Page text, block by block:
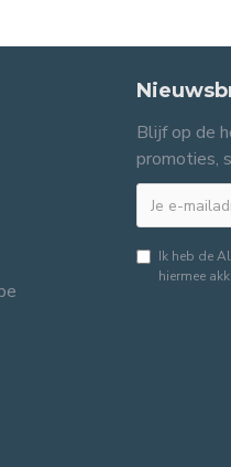
Blijf op de
promoties,
Ik heb de
hiermee